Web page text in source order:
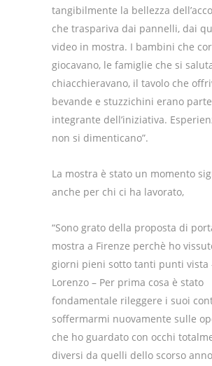
tangibilmente la bellezza
che traspariva dai pannelli, dai
video in mostra. I bambini che
giocavano, le famiglie che si
chiacchieravano, il tavolo che
bevande e stuzzichini erano parte
integrante dell’iniziativa.
non si dimenticano”.
La mostra è stato un momento
anche per chi ci ha lavorato,
“Sono grato della proposta di
mostra a Firenze perchè ho
giorni pieni sotto tanti punti vista
Lorenzo – Per prima cosa è stato
fondamentale rileggere i suoi
soffermarmi nuovamente sulle
che ho guardato con occhi
diversi da quelli dello scorso